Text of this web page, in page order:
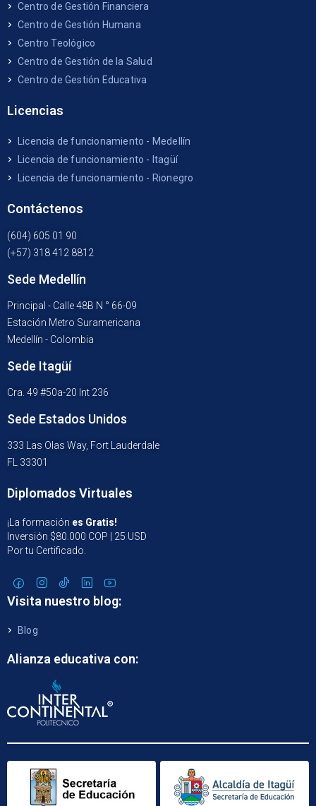
Centro de Gestión Financiera
Centro de Gestión Humana
Centro Teológico
Centro de Gestión de la Salud
Centro de Gestión Educativa
Licencias
Licencia de funcionamiento - Medellín
Licencia de funcionamiento - Itagüí
Licencia de funcionamiento - Rionegro
Contáctenos
(604) 605 01 90
(+57) 318 412 8812
Sede Medellín
Principal - Calle 48B N ° 66-09
Estación Metro Suramericana
Medellín - Colombia
Sede Itagüí
Cra. 49 #50a-20 Int 236
Sede Estados Unidos
333 Las Olas Way, Fort Lauderdale
FL 33301
Diplomados Virtuales
¡La formación es Gratis!
Inversión $80.000 COP | 25 USD
Por tu Certificado.
Visita nuestro blog:
Blog
Alianza educativa con: